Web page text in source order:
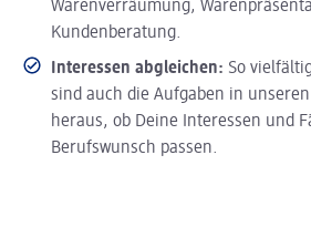
Warenverräumung,
Kundenberatung.
Interessen abgleichen: So
sind auch die Aufgaben in
heraus, ob Deine Interessen und
Berufswunsch passen.